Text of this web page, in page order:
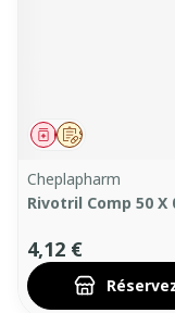
Sur prescription
Médicament
Cheplapharm
Rivotril Comp 50 X
4,12 €